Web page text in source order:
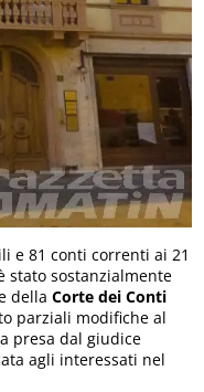
e 81 conti correnti ai 21
stato sostanzialmente
dellaCorte dei Conti
parziali modifiche al
presa dal giudice
agli interessati nel